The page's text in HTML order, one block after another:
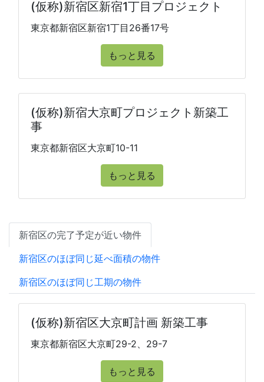
(仮称)新宿区新宿1丁目プロジェクト
東京都新宿区新宿1丁目26番17号
もっと見る
(仮称)新宿大京町プロジェクト新築工
事
東京都新宿区大京町10-11
もっと見る
新宿区の完了予定が近い物件
新宿区のほぼ同じ延べ面積の物件
新宿区のほぼ同じ工期の物件
(仮称)新宿区大京町計画 新築工事
東京都新宿区大京町29-2、29-7
もっと見る